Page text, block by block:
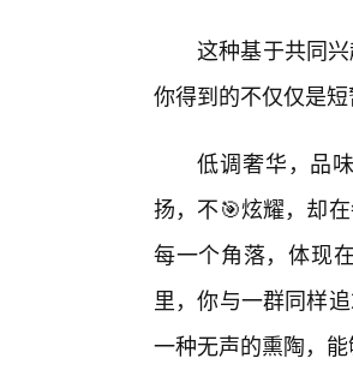
这种基于共同
你得到的不仅仅是
低调奢华，品
扬，不🎯炫耀，却
每一个角落，体现
里，你与一群同样
一种无声的熏陶，